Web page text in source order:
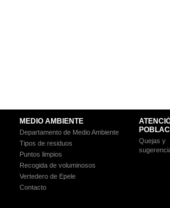
MEDIO AMBIENTE
Departamento de Medio Ambiente
Tipos de residuos
Puntos limpios
Recogida de voluminosos
Vertedero de Epele
Contacto
Quejas y